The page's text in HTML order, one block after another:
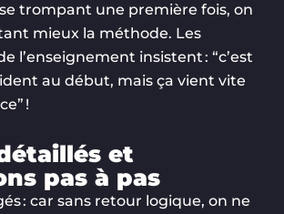
trompant une première fois, on
mieux la méthode. Les
l’enseignement insistent : “c’est
au début, mais ça vient vite
!
et
pas à pas
: car sans retour logique, on ne